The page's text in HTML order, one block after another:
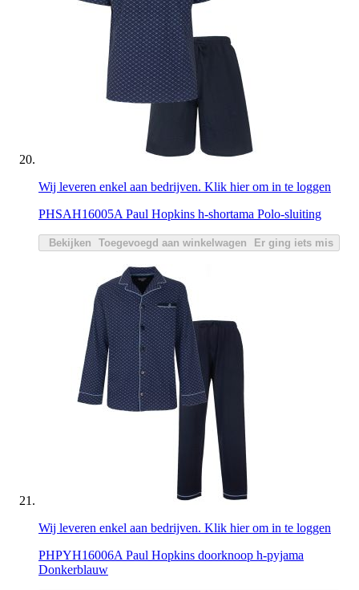
Wij leveren enkel aan bedrijven. Klik hier om in te loggen
PHSAH16005A Paul Hopkins h-shortama Polo-sluiting
Bekijken Toegevoegd aan winkelwagen Er ging iets mis
Wij leveren enkel aan bedrijven. Klik hier om in te loggen
PHPYH16006A Paul Hopkins doorknoop h-pyjama
Donkerblauw